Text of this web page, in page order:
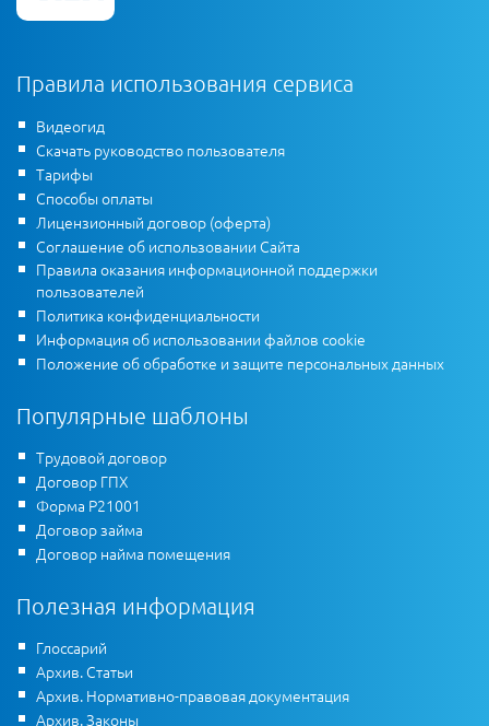
Правила использования сервиса
Видеогид
Скачать руководство пользователя
Тарифы
Способы оплаты
Лицензионный договор (оферта)
Соглашение об использовании Сайта
Правила оказания информационной поддержки
пользователей
Политика конфиденциальности
Информация об использовании файлов cookie
Положение об обработке и защите персональных данных
Популярные шаблоны
Трудовой договор
Договор ГПХ
Форма Р21001
Договор займа
Договор найма помещения
Полезная информация
Глоссарий
Архив. Статьи
Архив. Нормативно-правовая документация
Архив. Законы